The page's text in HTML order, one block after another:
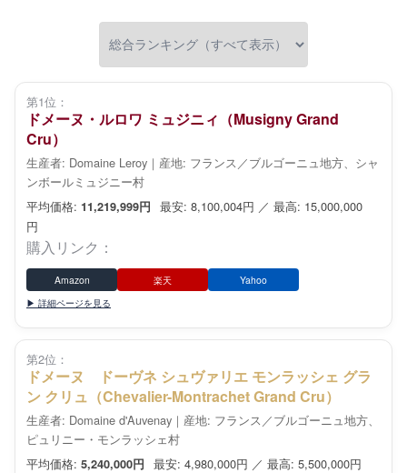
第1位：
ドメーヌ・ルロワ ミュジニィ（Musigny Grand
Cru）
生産者: Domaine Leroy｜産地: フランス／ブルゴーニュ地方、シャ
ンボールミュジニー村
平均価格: 11,219,999円
最安: 8,100,004円 ／ 最高: 15,000,000
円
購入リンク：
Amazon 楽天
Yahoo
▶ 詳細ページを見る
第2位：
ドメーヌ ドーヴネ シュヴァリエ モンラッシェ グラ
ン クリュ（Chevalier-Montrachet Grand Cru）
生産者: Domaine d'Auvenay｜産地: フランス／ブルゴーニュ地方、
ピュリニー・モンラッシェ村
平均価格: 5,240,000円
最安: 4,980,000円 ／ 最高: 5,500,000円